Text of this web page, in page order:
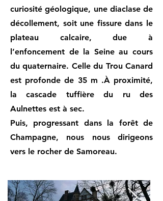
curiosité géologique, une diaclase de
décollement, soit une fissure dans le
plateau calcaire, due à
l’enfoncement de la Seine au cours
du quaternaire. Celle du Trou Canard
est profonde de 35 m .À proximité,
la cascade tuffière du ru des
Aulnettes est à sec.
Puis, progressant dans la forêt de
Champagne, nous nous dirigeons
vers le rocher de Samoreau.